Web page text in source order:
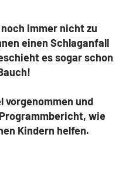
immer nicht zu
einen Schlaganfall
es sogar schon
vorgenommen und
wie
Kindern helfen.